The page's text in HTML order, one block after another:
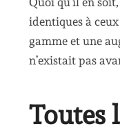
identiques à
gamme et une
n’existait pas
Toutes